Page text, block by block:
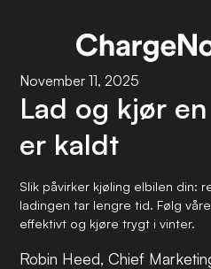
November 11, 2025
Lad og kjør
er kaldt
Slik påvirker kjøling elbilen din:
ladingen tar lengre tid. Følg
effektivt og kjøre trygt i vinter.
Robin Heed, Chief